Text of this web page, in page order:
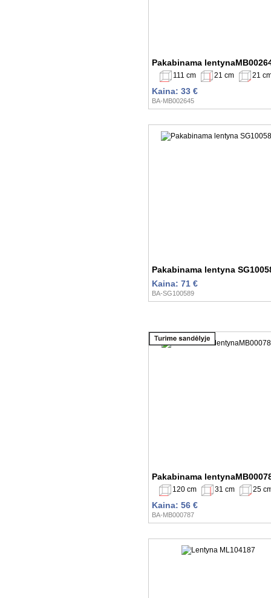
Pakabinama
111 cm 21 cm 21
Kaina: 33 €
BA-MB002645
Pakabinama lentyna
Kaina: 71 €
BA-SG100589
Pakabinama
120 cm 31 cm 25
Kaina: 56 €
BA-MB000787